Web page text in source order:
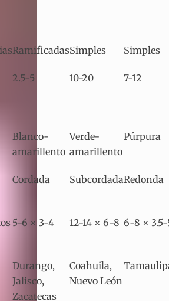
RamificadasSimples Simples
2.5-5 10-20 7-12
Blanco-
amarillento
Verde-
amarillento
Púrpura
Cordada SubcordadaRedonda
5-6 × 3-4 12-14 × 6-8 6-8 × 3.5-
Durango,
Jalisco,
Zacatecas
Coahuila,
Nuevo León